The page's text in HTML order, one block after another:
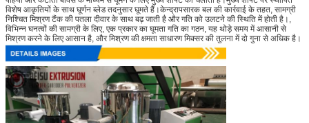
विशेष आकृतियों के साथ घूर्णन ब्लेड तदनुसार घूमते हैं।केन्द्रापसारक बल की कार्रवाई के तहत, सामग्री
निश्चित मिश्रण टैंक की पतला दीवार के साथ बढ़ जाती है और गति को उलटने की स्थिति में होती है।,
विभिन्न घनत्वों की सामग्री के लिए, एक प्रकार का घूमता गति का गठन, यह थोड़े समय में आसानी से
मिश्रण करने के लिए आसान है, और मिश्रण की क्षमता साधारण मिक्सर की तुलना में दो गुना से अधिक है।